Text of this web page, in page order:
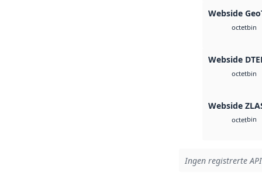
Webside
octetbin
Webside
octetbin
Webside
octetbin
Ingen registrerte